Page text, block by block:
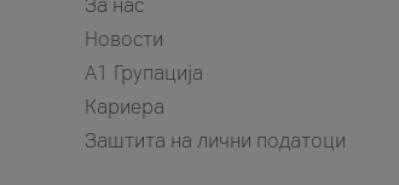
За нас
Новости
А1 Групација
Кариера
Заштита на лични податоци